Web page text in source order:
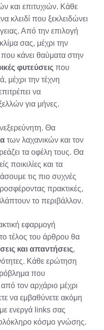
και επιτυχιών. Κάθε
κλειδί που ξεκλειδώνει
Από την επιλογή
σας, μέχρι την
κάνει θαύματα στην
φυτεύσεις που
μέχρι την τέχνη
να
για μήνες.
Θα
των λαχανικών και τον
τα οφέλη τους. Θα
ποικιλίες και τα
τις πιο συχνές
πρακτικές,
το περιβάλλον.
εφαρμογή
τέλος του άρθρου θα
και απαντήσεις,
Κάθε ερώτηση
που
τον αρχάριο μέχρι
να εμβαθύνετε ακόμη
ενεργά links σας
κόσμο γνώσης.